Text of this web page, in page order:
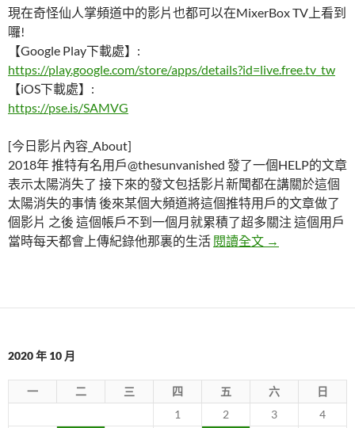
現在奇怪仙人掌頻道中的影片也都可以在MixerBox TV上看到
囉!
【Google Play下載處】:
https://play.google.com/store/apps/details?id=live.free.tv_tw
【iOS下載處】:
https://pse.is/SAMVG
[今日影片內容_About]
2018年 推特有名用戶@thesunvanished 發了一個HELP的文章
表示太陽消失了 接下來的發文包括影片新聞都在講關於這個
太陽消失的事情 後來某個大頻道將這個推特用戶的文章做了
個影片 之後 這個帳戶不到一個月就累積了超多關注 這個用戶
當時每天都會上傳紀錄他那裏的生活 閱讀全文 太陽消失詭異
→
2020 年 10 月
一 二 三 四 五 六
日
1
2 3
4